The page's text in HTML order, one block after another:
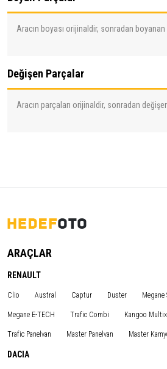
Aracın boyası orijinaldir, sonradan boyanan
Değişen Parçalar
Aracın parçaları orijinaldir, sonradan
ARAÇLAR
RENAULT
Clio Austral Captur Duster Megane
Megane E-TECH Trafic Combi Kangoo Multix
Trafic Panelvan Master Panelvan Master
DACIA